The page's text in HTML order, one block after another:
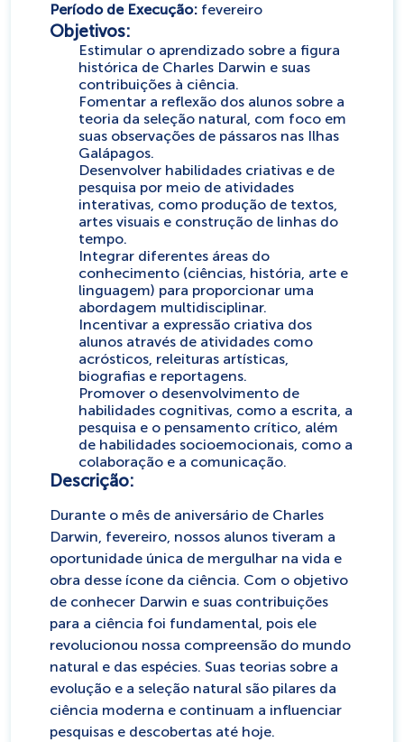
Período de Execução: fevereiro
Objetivos:
Estimular o aprendizado sobre a figura
histórica de Charles Darwin e suas
contribuições à ciência.
Fomentar a reflexão dos alunos sobre a
teoria da seleção natural, com foco em
suas observações de pássaros nas Ilhas
Galápagos.
Desenvolver habilidades criativas e de
pesquisa por meio de atividades
interativas, como produção de textos,
artes visuais e construção de linhas do
tempo.
Integrar diferentes áreas do
conhecimento (ciências, história, arte e
linguagem) para proporcionar uma
abordagem multidisciplinar.
Incentivar a expressão criativa dos
alunos através de atividades como
acrósticos, releituras artísticas,
biografias e reportagens.
Promover o desenvolvimento de
habilidades cognitivas, como a escrita, a
pesquisa e o pensamento crítico, além
de habilidades socioemocionais, como a
colaboração e a comunicação.
Descrição:
Durante o mês de aniversário de Charles
Darwin, fevereiro, nossos alunos tiveram a
oportunidade única de mergulhar na vida e
obra desse ícone da ciência. Com o objetivo
de conhecer Darwin e suas contribuições
para a ciência foi fundamental, pois ele
revolucionou nossa compreensão do mundo
natural e das espécies. Suas teorias sobre a
evolução e a seleção natural são pilares da
ciência moderna e continuam a influenciar
pesquisas e descobertas até hoje.